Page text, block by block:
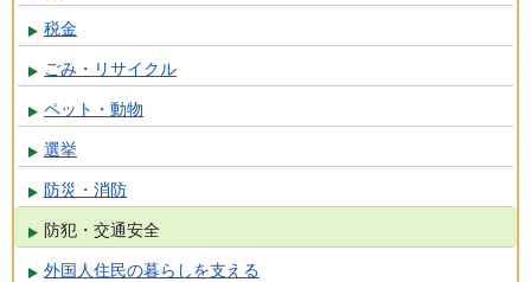
税金
ごみ・リサイクル
ペット・動物
選挙
防災・消防
防犯・交通安全
外国人住民の暮らしを支える